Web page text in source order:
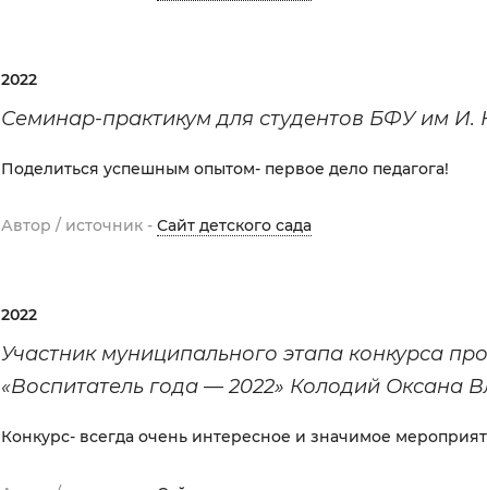
2022
Семинар-практикум для студентов БФУ им И.
Поделиться успешным опытом- первое дело педагога!
Автор / источник - Сайт детского сада
2022
Участник муниципального этапа конкурса
«Воспитатель года — 2022» Колодий Оксана
Конкурс- всегда очень интересное и значимое